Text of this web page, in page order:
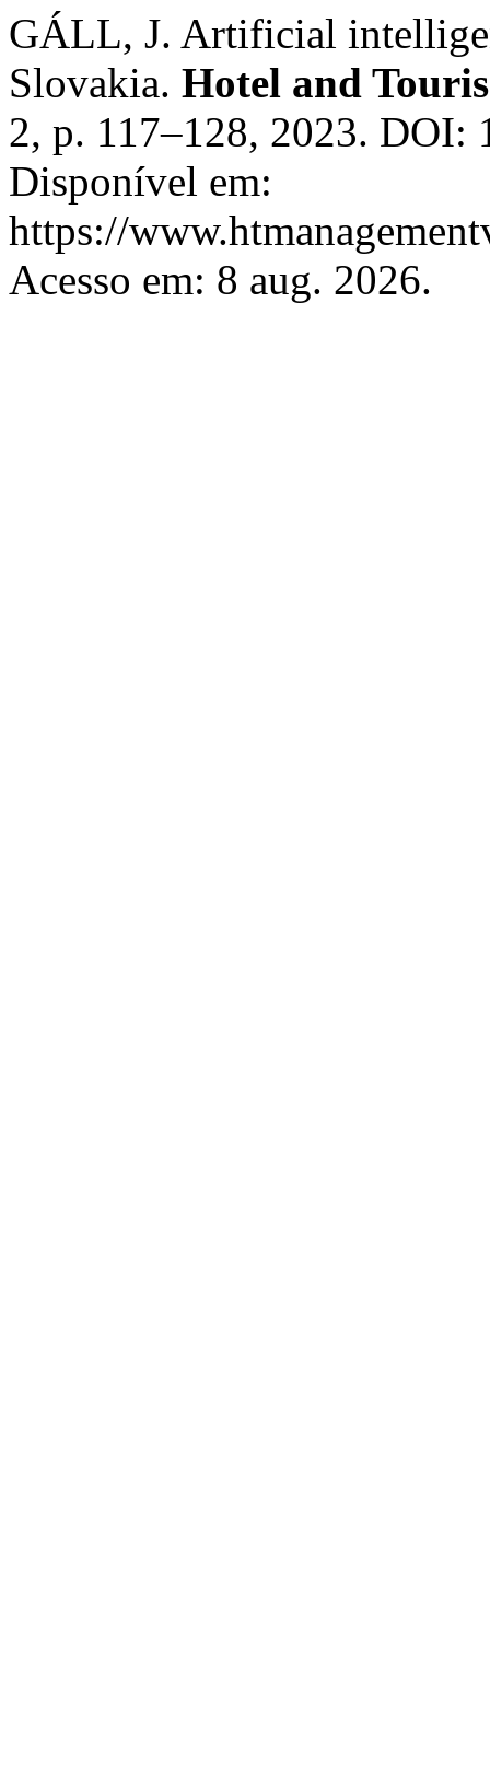
GÁLL, J. Artificial
Slovakia. Hotel and
2, p. 117–128, 2023. DOI:
Disponível em:
https://
Acesso em: 8 aug. 2026.